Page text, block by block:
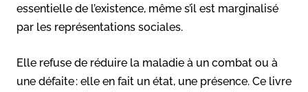
essentielle de l’existence, même s’il est marginalisé
par les représentations sociales.
Elle refuse de réduire la maladie à un combat ou à
une défaite : elle en fait un état, une présence. Ce livre